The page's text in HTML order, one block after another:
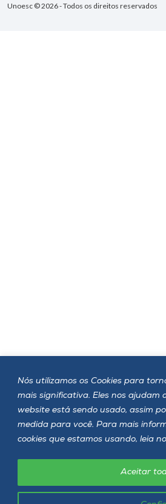
Nós utilizamos os Cookies para
mais significativa. Eles nos ajudam
website está sendo usado, assim
medida para você. Para mais
cookies que estamos usando, leia
Aceitar
Unoesc © 2026 - Todos os direitos reservados